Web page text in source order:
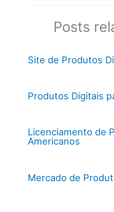
Posts
Site de Produtos
Produtos Digitais
Licenciamento de
Americanos
Mercado de